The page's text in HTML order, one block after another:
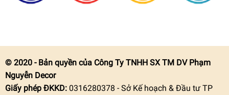
© 2020 - Bản quyền của Công Ty TNHH SX TM DV Phạm
Nguyễn Decor
Giấy phép ĐKKD:0316280378 - Sở Kế hoạch & Đầu tư TP